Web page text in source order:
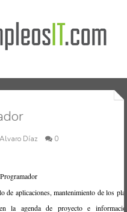
Díaz
0
de aplicaciones, mantenimiento de los
la agenda de proyecto e